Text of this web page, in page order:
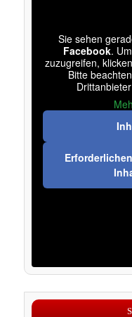
Sie sehen
Facebook.
zuzugreifen,
Bitte